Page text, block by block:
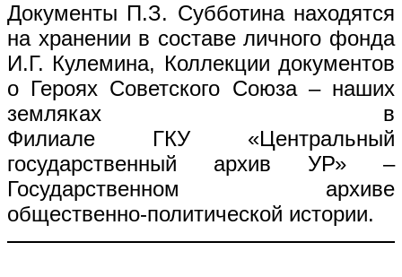
Документы П.З. Субботина находятся
на хранении в составе личного фонда
И.Г. Кулемина, Коллекции документов
о Героях Советского Союза – наших
земляках в
Филиале ГКУ «Центральный
государственный архив УР» –
Государственном архиве
общественно-политической истории.